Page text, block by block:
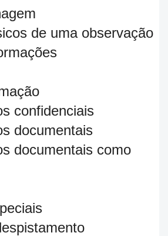
de uma observação
confidenciais
documentais
documentais como